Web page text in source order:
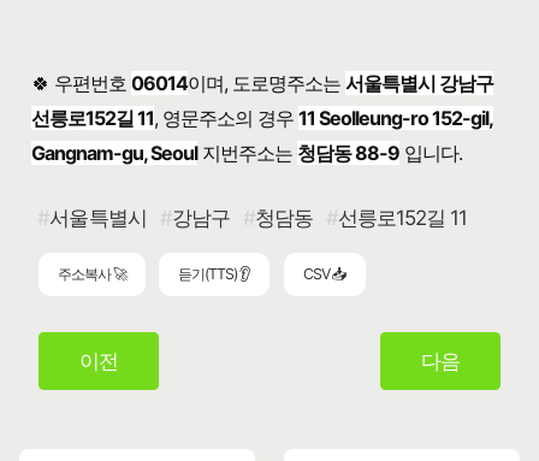
🍀 우편번호 06014이며, 도로명주소는서울특별시 강남구
선릉로152길 11, 영문주소의 경우11 Seolleung-ro 152-gil,
Gangnam-gu, Seoul지번주소는 청담동 88-9 입니다.
서울특별시 강남구 청담동 선릉로152길 11
주소복사 🚀 듣기(TTS) 👂 CSV 📥
이전 다음